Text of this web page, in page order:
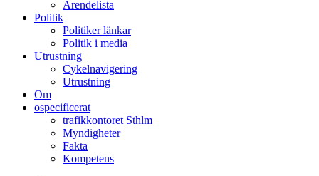
Ärendelista
Politik
Politiker länkar
Politik i media
Utrustning
Cykelnavigering
Utrustning
Om
ospecificerat
trafikkontoret Sthlm
Myndigheter
Fakta
Kompetens